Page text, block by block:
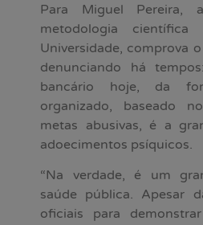
Para Miguel Pereira,
metodologia
Universidade, comprova
denunciando há
bancário hoje, da
organizado, baseado
metas abusivas, é a
adoecimentos psíquicos.
“Na verdade, é um
saúde pública. Apesar
oficiais para